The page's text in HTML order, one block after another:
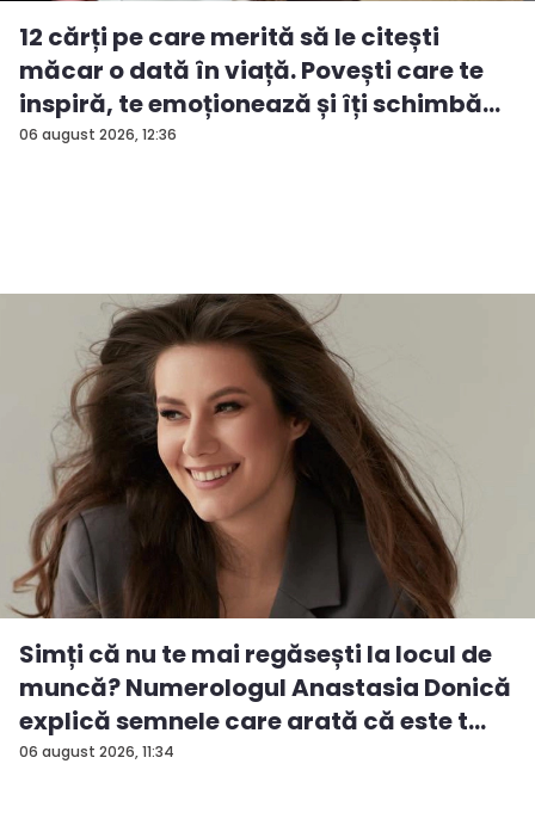
06 august 2026, 12:36
12 cărți pe care merită să le citești
măcar o dată în viață. Povești care te
inspiră, te emoționează și îți schimbă...
06 august 2026, 11:34
Simți că nu te mai regăsești la locul de
muncă? Numerologul Anastasia Donică
explică semnele care arată că este t...